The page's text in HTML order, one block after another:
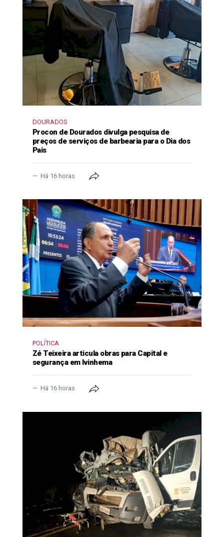
DOURADOS
Procon de Dourados divulga pesquisa de
preços de serviços de barbearia para o Dia dos
Pais
Há 16 horas
POLÍTICA
Zé Teixeira articula obras para Capital e
segurança em Ivinhema
Há 16 horas